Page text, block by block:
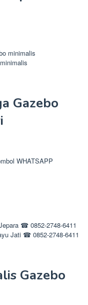
Gazebo
WHATSAPP
Jati ☎ 0852-2748-6411
Gazebo